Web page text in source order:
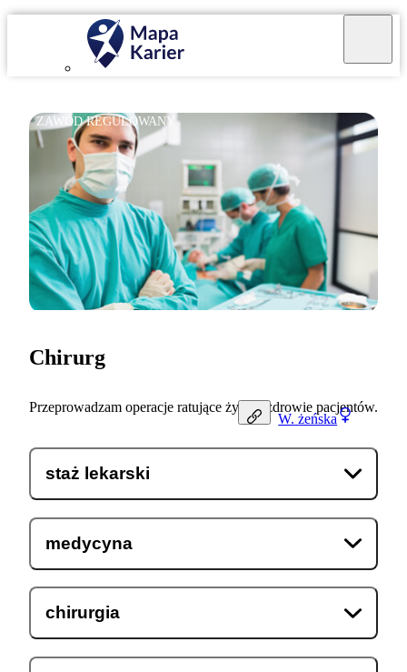
ZAWÓD REGULOWANY
W. żeńska
Chirurg
Przeprowadzam operacje ratujące życie i zdrowie pacjentów.
staż lekarski
medycyna
chirurgia